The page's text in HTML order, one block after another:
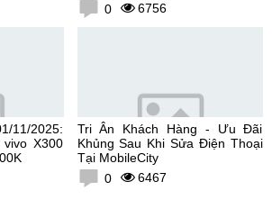
0
6756
11/2025:
X300
Tri Ân Khách Hàng - Ưu Đãi
Khủng Sau Khi Sửa Điện Thoại
Tại MobileCity
0
6467